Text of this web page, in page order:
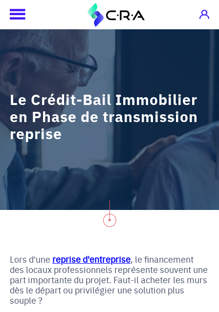
Le Crédit-Bail Immobilier
en Phase de transmission
reprise
Lors d'une reprise d'entreprise, le financement
des locaux professionnels représente souvent une
part importante du projet. Faut-il acheter les murs
dès le départ ou privilégier une solution plus
souple ?